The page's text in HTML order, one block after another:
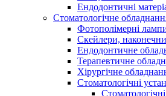
Ендодонтичні
Стоматологічне
Фотополімерні
Скейлери,
Ендодонтичне
Терапевтичне
Хірургічне
Стоматологічні